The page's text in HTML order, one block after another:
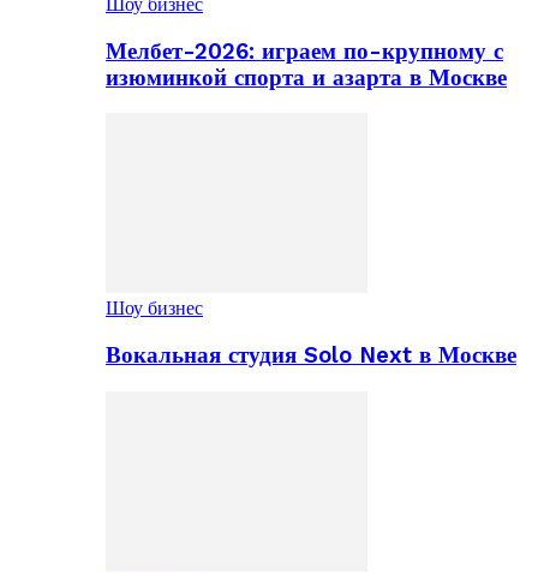
Шоу бизнес
Мелбет-2026: играем по-крупному с
изюминкой спорта и азарта в Москве
Шоу бизнес
Вокальная студия Solo Next в Москве